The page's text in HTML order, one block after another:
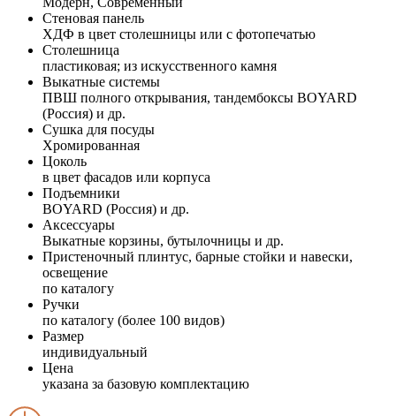
Стеновая панель
ХДФ в цвет столешницы или с фотопечатью
Столешница
пластиковая; из искусственного камня
Выкатные системы
ПВШ полного открывания, тандембоксы BOYARD
(Россия) и др.
Сушка для посуды
Хромированная
Цоколь
в цвет фасадов или корпуса
Подъемники
BOYARD (Россия) и др.
Аксессуары
Выкатные корзины, бутылочницы и др.
Пристеночный плинтус, барные стойки и навески,
освещение
по каталогу
Ручки
по каталогу (более 100 видов)
Размер
индивидуальный
Цена
указана за базовую комплектацию